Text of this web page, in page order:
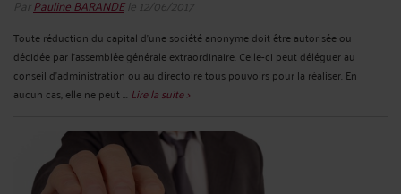
Par Pauline BARANDEle 12/06/2017
Toute réduction du capital d’une société anonyme doit être autorisée ou
décidée par l'assemblée générale extraordinaire. Celle-ci peut déléguer au
conseil d’administration ou au directoire tous pouvoirs pour la réaliser. En
aucun cas, elle ne peut ... Lire la suite >